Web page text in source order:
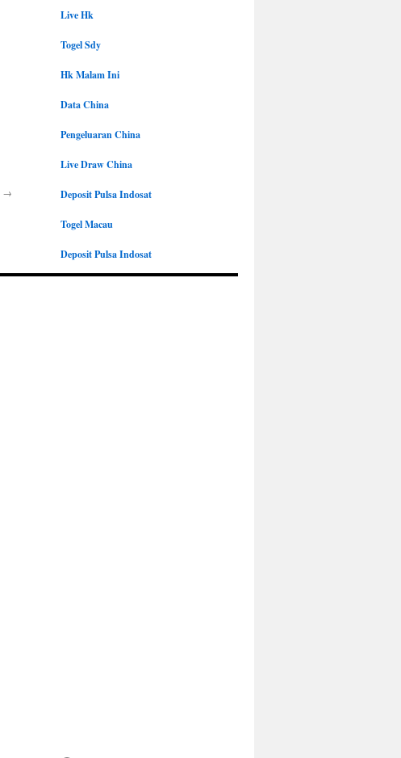
→
Live Hk
Togel Sdy
Hk Malam Ini
Data China
Pengeluaran China
Live Draw China
Deposit Pulsa Indosat
Togel Macau
Deposit Pulsa Indosat